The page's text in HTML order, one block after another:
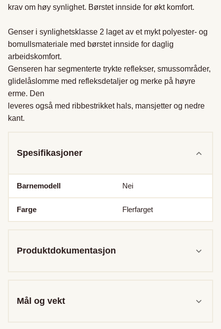
krav om høy synlighet. Børstet innside for økt komfort.
Genser i synlighetsklasse 2 laget av et mykt polyester- og
bomullsmateriale med børstet innside for daglig
arbeidskomfort.
Genseren har segmenterte trykte reflekser, smussområder,
glidelåslomme med refleksdetaljer og merke på høyre
erme. Den
leveres også med ribbestrikket hals, mansjetter og nedre
kant.
Spesifikasjoner
Barnemodell Nei
Farge Flerfarget
Produktdokumentasjon
Mål og vekt